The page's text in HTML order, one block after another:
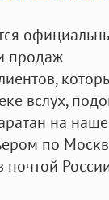
продаж
вслух,
на
по